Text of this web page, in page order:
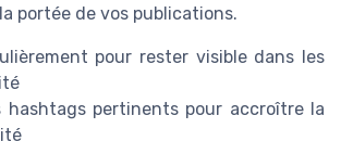
portée de vos publications.
pour rester visible dans les
hashtags pertinents pour accroître la